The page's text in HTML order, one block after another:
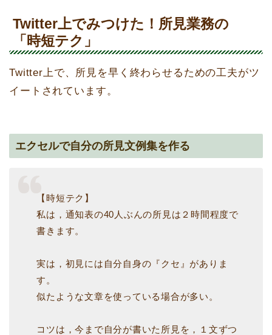
Twitter上でみつけた！所見業務の
「時短テク」
Twitter上で、所見を早く終わらせるための工夫がツ
イートされています。
エクセルで自分の所見文例集を作る
【時短テク】
私は，通知表の40人ぶんの所見は２時間程度で
書きます。
実は，初見には自分自身の『クセ』がありま
す。
似たような文章を使っている場合が多い。
コツは，今まで自分が書いた所見を，１文ずつ